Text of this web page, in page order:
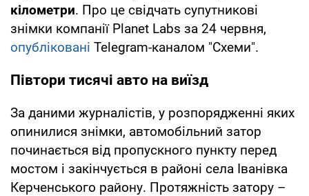
кілометри. Про це свідчать супутникові
знімки компанії Planet Labs за 24 червня,
опубліковані Telegram-каналом "Схеми".
Півтори тисячі авто на виїзд
За даними журналістів, у розпорядженні яких
опинилися знімки, автомобільний затор
починається від пропускного пункту перед
мостом і закінчується в районі села Іванівка
Керченського району. Протяжність затору –